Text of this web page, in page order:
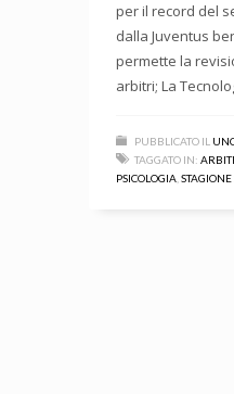
per il record del
dalla Juventus
permette la
arbitri; La
PUBBLICATO IL
TAGGATO IN:
PSICOLOGIA